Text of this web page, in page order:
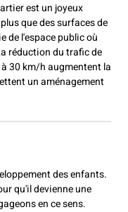
est un joyeux
que des surfaces de
de l'espace public où
réduction du trafic de
30 km/h augmentent la
un aménagement
des enfants.
qu'il devienne une
en ce sens.